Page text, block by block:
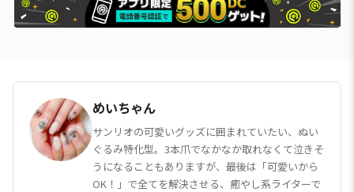
めいちゃん
サンリオの可愛いグッズに囲まれていたい、ぬい
ぐるみ特化型。3本爪でなかなか取れなくて泣きそ
うになることもありますが、最後は「可愛いから
OK！」で全てを解決させる、癒やし系ライターで